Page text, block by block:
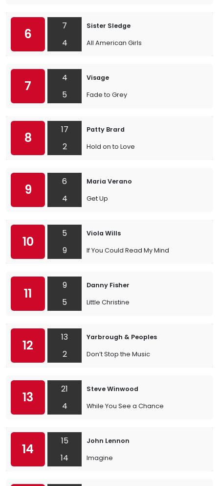
6
7
4
Sister Sledge
All American Girls
7
4
5
Visage
Fade to Grey
8
17
2
Patty Brard
Hold on to Love
9
6
4
Maria Verano
Get Up
10
5
9
Viola Wills
If You Could Read My Mind
11
9
5
Danny Fisher
Little Christine
12
13
2
Yarbrough & Peoples
Don’t Stop the Music
13
21
4
Steve Winwood
While You See a Chance
14
15
14
John Lennon
Imagine